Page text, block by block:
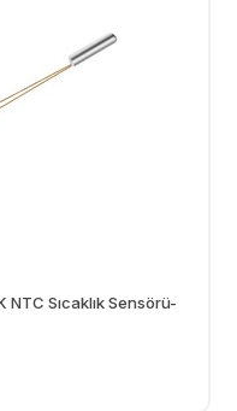
NTC Sıcaklık Sensörü-